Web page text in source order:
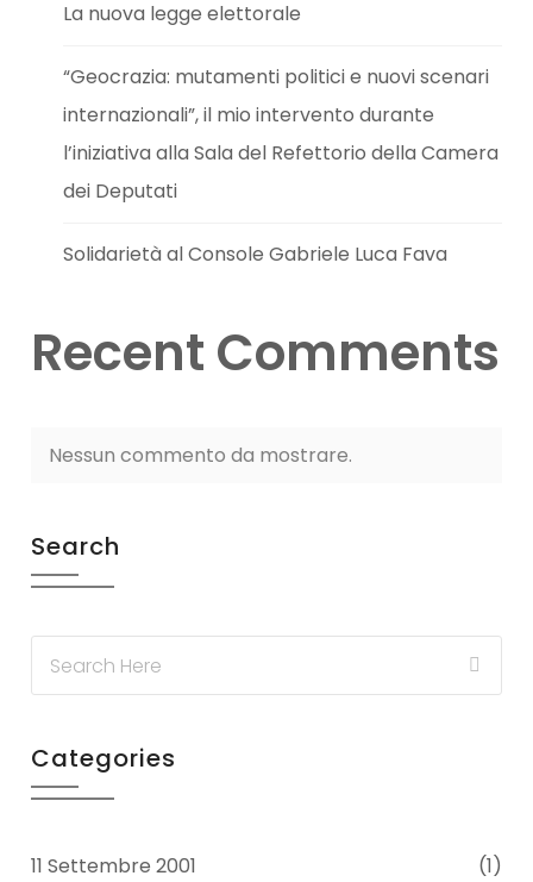
La nuova legge elettorale
“Geocrazia: mutamenti politici e nuovi scenari
internazionali”, il mio intervento durante
l’iniziativa alla Sala del Refettorio della Camera
dei Deputati
Solidarietà al Console Gabriele Luca Fava
Recent Comments
Nessun commento da mostrare.
Search
Categories
11 Settembre 2001 (1)